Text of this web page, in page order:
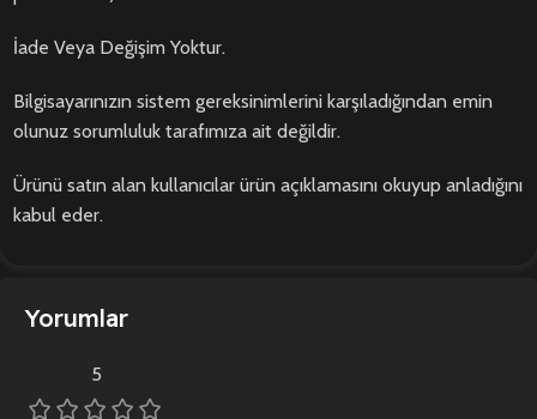
İade Veya Değişim Yoktur.
Bilgisayarınızın sistem gereksinimlerini karşıladığından emin
olunuz sorumluluk tarafımıza ait değildir.
Ürünü satın alan kullanıcılar ürün açıklamasını okuyup anladığını
kabul eder.
Yorumlar
5